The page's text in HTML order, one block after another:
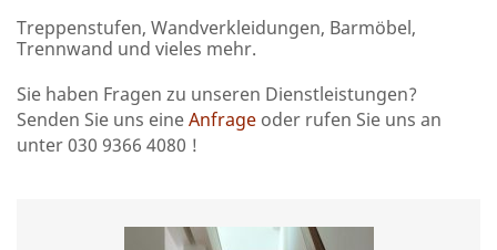
Treppenstufen, Wandverkleidungen, Barmöbel,
Trennwand und vieles mehr.
Sie haben Fragen zu unseren Dienstleistungen?
Senden Sie uns eineAnfrage oder rufen Sie uns an
unter 030 9366 4080 !